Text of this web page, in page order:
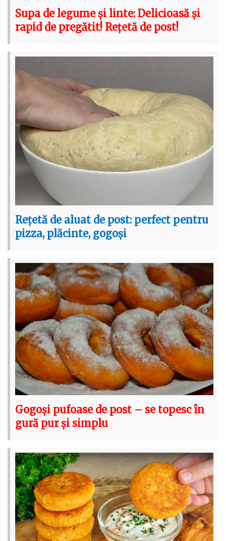
Supa de legume și linte: Delicioasă și
rapid de pregătit! Rețetă de post!
Rețetă de aluat de post: perfect pentru
pizza, plăcinte, gogoși
Gogoși pufoase de post – se topesc în
gură pur și simplu